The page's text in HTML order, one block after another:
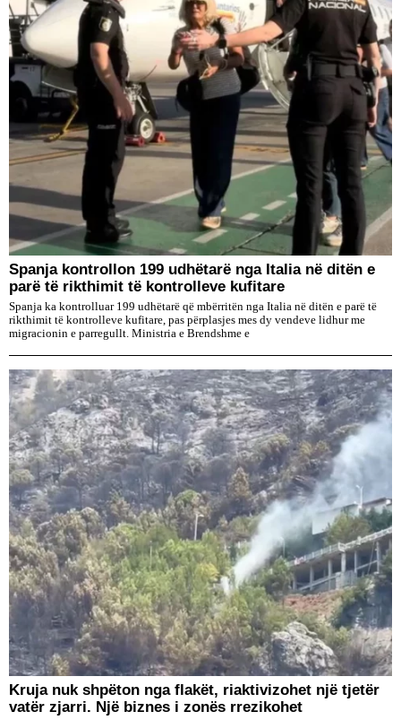
Spanja kontrollon 199 udhëtarë nga Italia në ditën e
parë të rikthimit të kontrolleve kufitare
Spanja ka kontrolluar 199 udhëtarë që mbërritën nga Italia në ditën e parë të
rikthimit të kontrolleve kufitare, pas përplasjes mes dy vendeve lidhur me
migracionin e parregullt. Ministria e Brendshme e
Kruja nuk shpëton nga flakët, riaktivizohet një tjetër
vatër zjarri. Një biznes i zonës rrezikohet